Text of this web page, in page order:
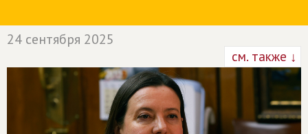
24 сентября 2025
см. также ↓